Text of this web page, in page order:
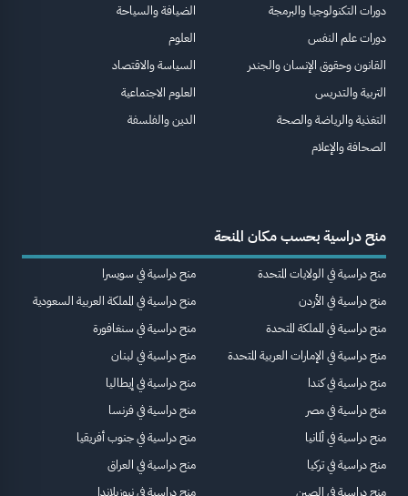
دورات التكنولوجيا والبرمجة
دورات علم النفس
القانون وحقوق الإنسان والجندر
التربية والتدريس
التغذية والرياضة والصحة
الصحافة والإعلام
الضيافة والسياحة
العلوم
السياسة والاقتصاد
العلوم الاجتماعية
الدين والفلسفة
منح دراسية بحسب مكان المنحة
منح دراسية في الولايات المتحدة
منح دراسية في الأردن
منح دراسية في المملكة المتحدة
منح دراسية في الإمارات العربية المتحدة
منح دراسية في كندا
منح دراسية في مصر
منح دراسية في ألمانيا
منح دراسية في تركيا
منح دراسية في الصين
منح دراسية في سويسرا
منح دراسية في المملكة العربية السعودية
منح دراسية في سنغافورة
منح دراسية في لبنان
منح دراسية في إيطاليا
منح دراسية في فرنسا
منح دراسية في جنوب أفريقيا
منح دراسية في العراق
منح دراسية في نيوزيلاندا